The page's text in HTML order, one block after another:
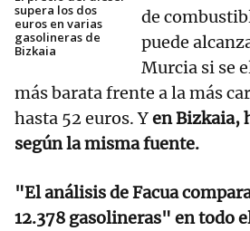
supera los dos
euros en varias
gasolineras de
Bizkaia
de
puede
Murcia si se
más barata frente a la más
hasta 52 euros. Yen Bizkaia,
según la misma fuente.
"El análisis de Facua
12.378 gasolineras" en todo